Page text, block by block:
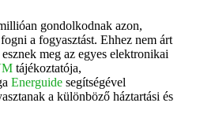
gondolkodnak azon,
a fogyasztást. Ehhez nem árt
meg az egyes elektronikai
tájékoztatója,
Energuide segítségével
a különböző háztartási és